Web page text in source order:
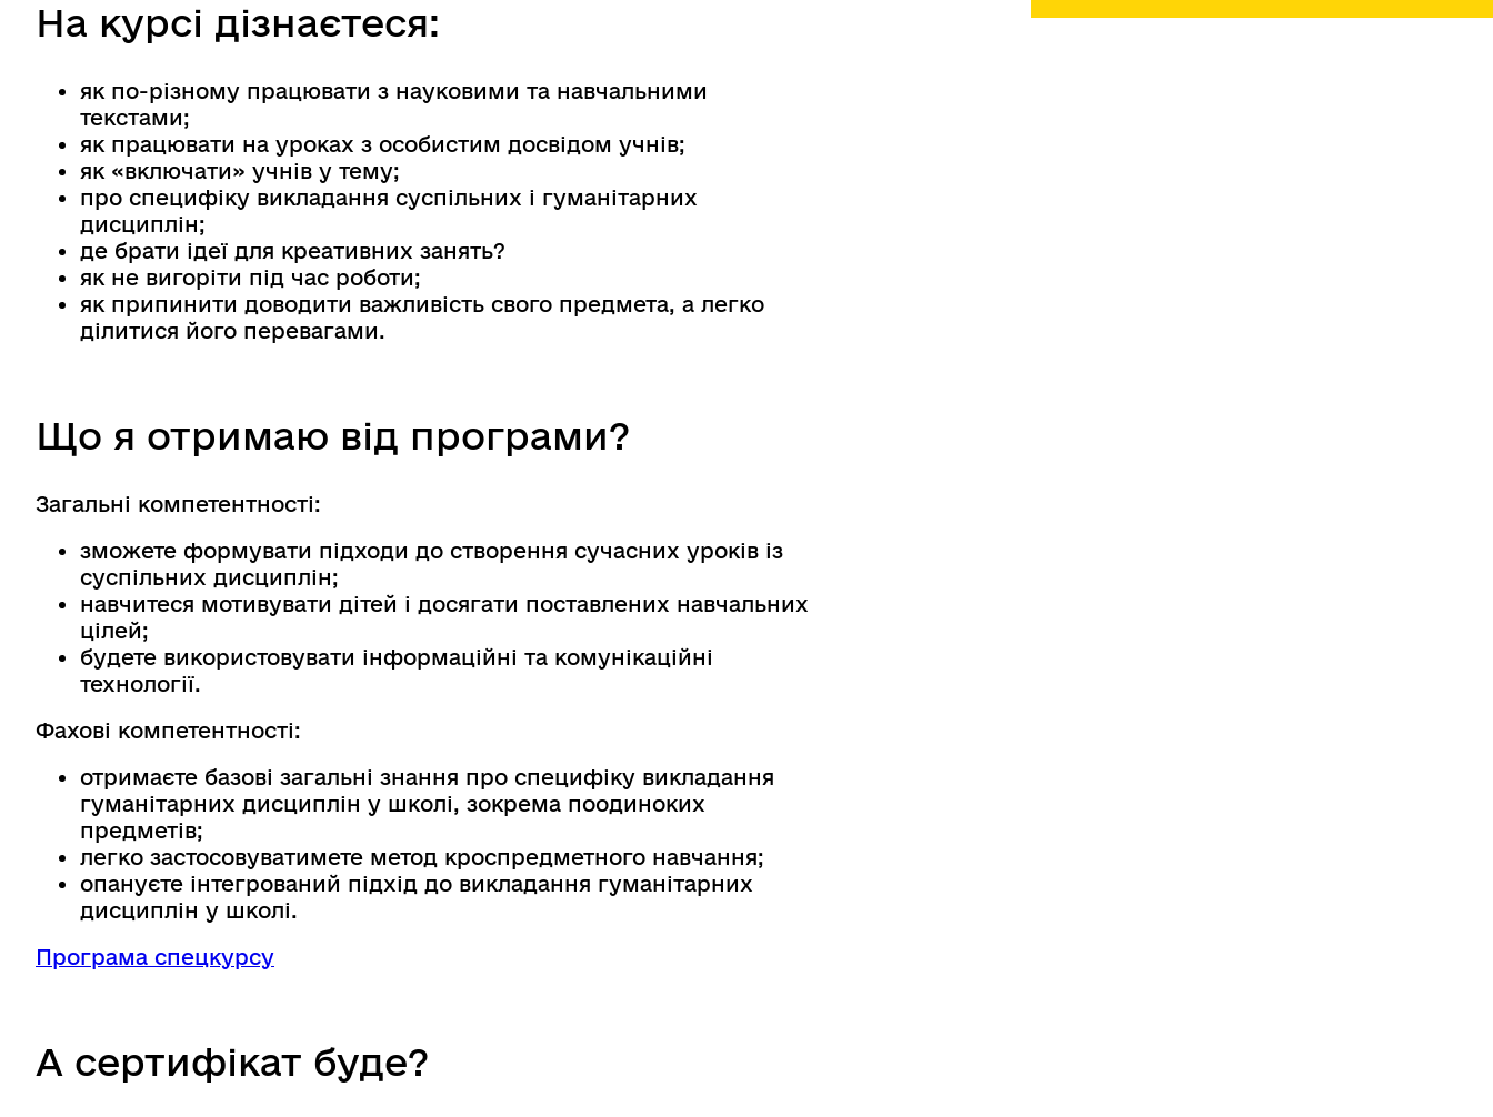
На курсі дізнаєтеся:
як по-різному працювати з науковими та навчальними
текстами;
як працювати на уроках з особистим досвідом учнів;
як «включати» учнів у тему;
про специфіку викладання суспільних і гуманітарних
дисциплін;
де брати ідеї для креативних занять?
як не вигоріти під час роботи;
як припинити доводити важливість свого предмета, а легко
ділитися його перевагами.
Що я отримаю від програми?
Загальні компетентності:
зможете формувати підходи до створення сучасних уроків із
суспільних дисциплін;
навчитеся мотивувати дітей і досягати поставлених навчальних
цілей;
будете використовувати інформаційні та комунікаційні
технології.
Фахові компетентності:
отримаєте базові загальні знання про специфіку викладання
гуманітарних дисциплін у школі, зокрема поодиноких
предметів;
легко застосовуватимете метод кроспредметного навчання;
опануєте інтегрований підхід до викладання гуманітарних
дисциплін у школі.
Програма спецкурсу
А сертифікат буде?